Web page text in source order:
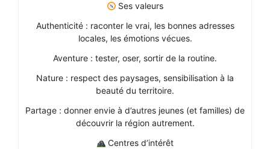
Ses valeurs
Authenticité : raconter le vrai, les bonnes adresses
locales, les émotions vécues.
Aventure : tester, oser, sortir de la routine.
Nature : respect des paysages, sensibilisation à la
beauté du territoire.
Partage : donner envie à d’autres jeunes (et familles) de
découvrir la région autrement.
Centres d’intérêt